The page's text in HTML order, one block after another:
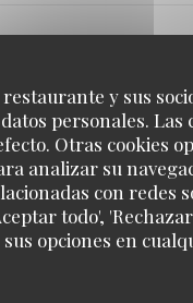
restaurante y sus
datos personales.
Otras cookies
analizar su
con redes
todo',
sus opciones en